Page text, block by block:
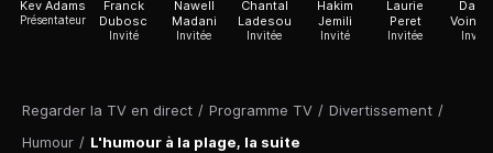
Regarder la TV en direct / Programme TV / Divertissement /
Humour / L'humour à la plage, la suite
Kev Adams
Présentateur
Franck
Dubosc
Invité
Nawell
Madani
Invitée
Chantal
Ladesou
Invitée
Hakim
Jemili
Invité
Laurie
Peret
Invitée
David
Invité